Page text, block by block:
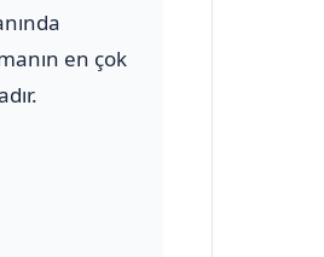
en çok